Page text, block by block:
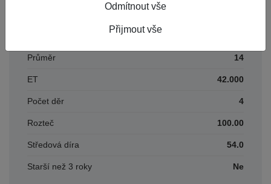
Průměr 14
ET 42.000
Počet děr 4
Rozteč 100.00
Středová díra 54.0
Starší než 3 roky Ne
Odmítnout vše
Přijmout vše